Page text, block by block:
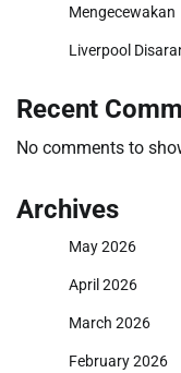
Mengecewakan
Liverpool
Recent
No comments to
Archives
May 2026
April 2026
March 2026
February 2026